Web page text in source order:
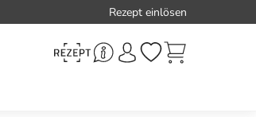
Rezept einlösen